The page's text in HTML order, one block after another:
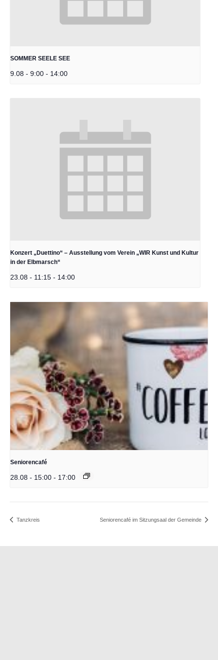
SOMMER SEELE SEE
9.08 - 9:00 - 14:00
Konzert „Duettino“ – Ausstellung vom Verein „WIR Kunst und Kultur
in der Elbmarsch“
23.08 - 11:15 - 14:00
Seniorencafé
28.08 - 15:00 - 17:00
Tanzkreis Seniorencafé im Sitzungsaal der Gemeinde